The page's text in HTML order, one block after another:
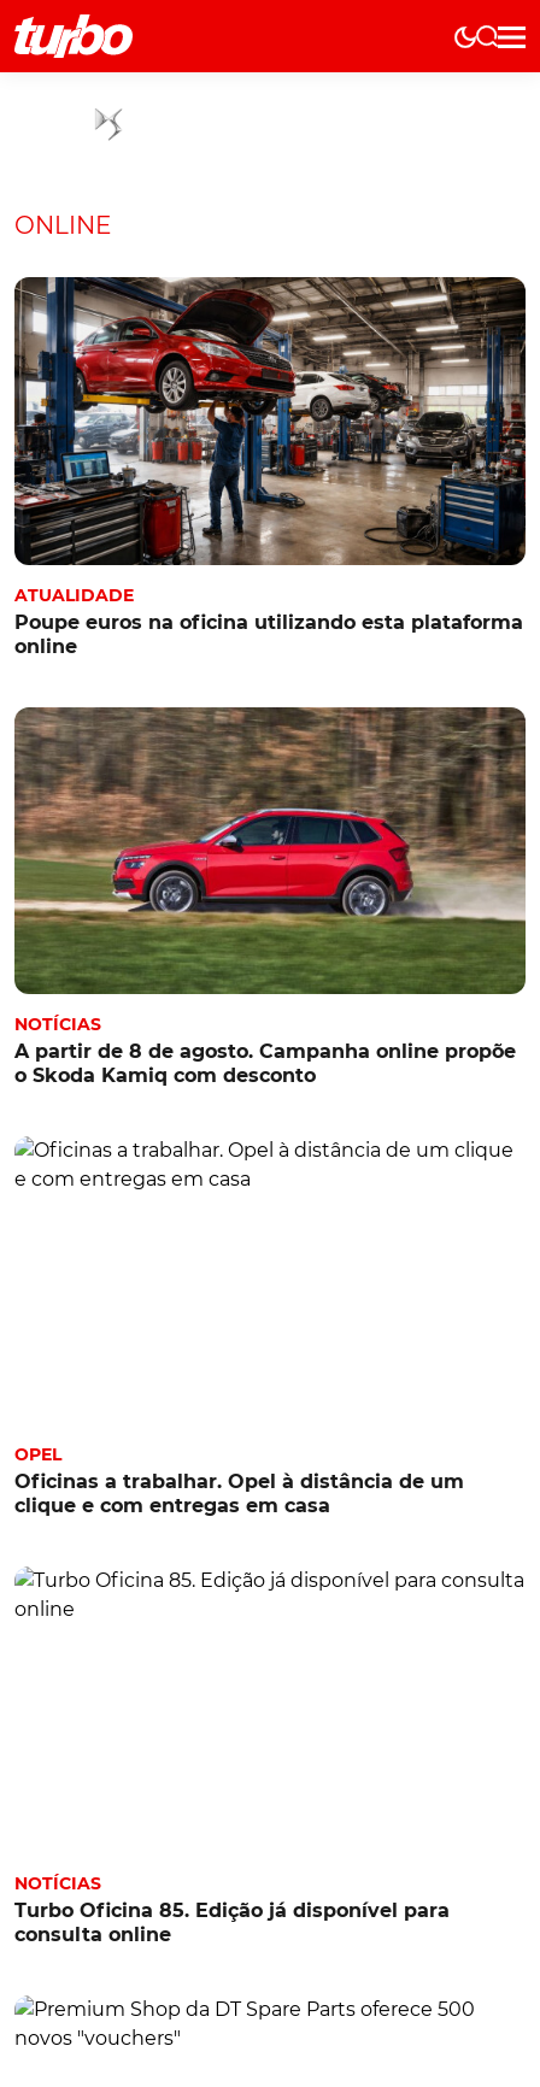
Elétricos
Marcas
Comerciais
Curiosidades
Elétricos
Técnica
Testes
ONLINE
ATUALIDADE
Poupe euros na oficina utilizando esta plataforma
online
NOTÍCIAS
A partir de 8 de agosto. Campanha online propõe
o Skoda Kamiq com desconto
OPEL
Oficinas a trabalhar. Opel à distância de um
clique e com entregas em casa
NOTÍCIAS
Turbo Oficina 85. Edição já disponível para
consulta online